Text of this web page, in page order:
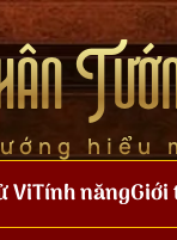
hiểu
ViTính năngGiới